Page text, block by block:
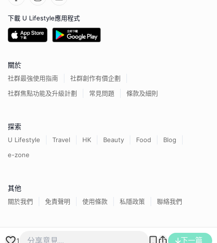
1 下一篇
下載 U Lifestyle應用程式
關於
社群最強使用指南
社群創作有價企劃
社群焦點功能及升級計劃
常見問題 條款及細則
探索
U Lifestyle Travel HK Beauty Food
Blog
e-zone
其他
關於我們 免責聲明 使用條款 私隱政策 聯絡我們
香港經濟日報版權所有©